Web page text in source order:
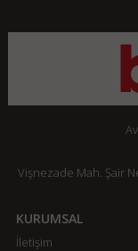
Vişnezade Mah. Şair
KURUMSAL
İletişim